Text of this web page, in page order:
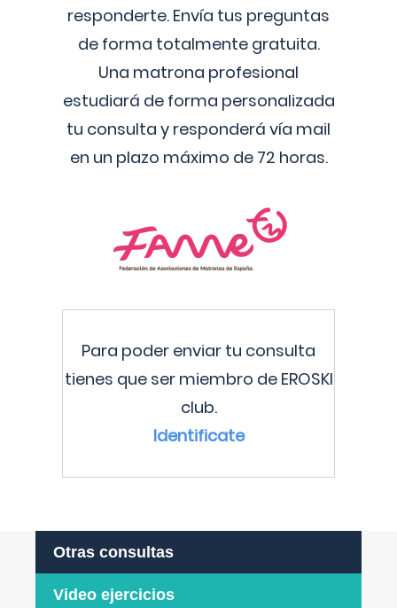
responderte. Envía tus preguntas
de forma totalmente gratuita.
Una matrona profesional
estudiará de forma personalizada
tu consulta y responderá vía mail
en un plazo máximo de 72 horas.
Para poder enviar tu consulta
tienes que ser miembro de EROSKI
club.
Identificate
Otras consultas
Video ejercicios